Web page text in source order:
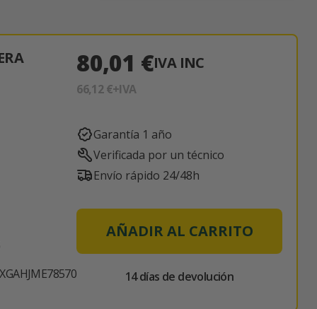
80,01 €IVA INC
66,12 €+IVA
Garantía 1 año
Verificada por un técnico
Envío rápido 24/48h
AÑADIR AL CARRITO
14 días de devolución